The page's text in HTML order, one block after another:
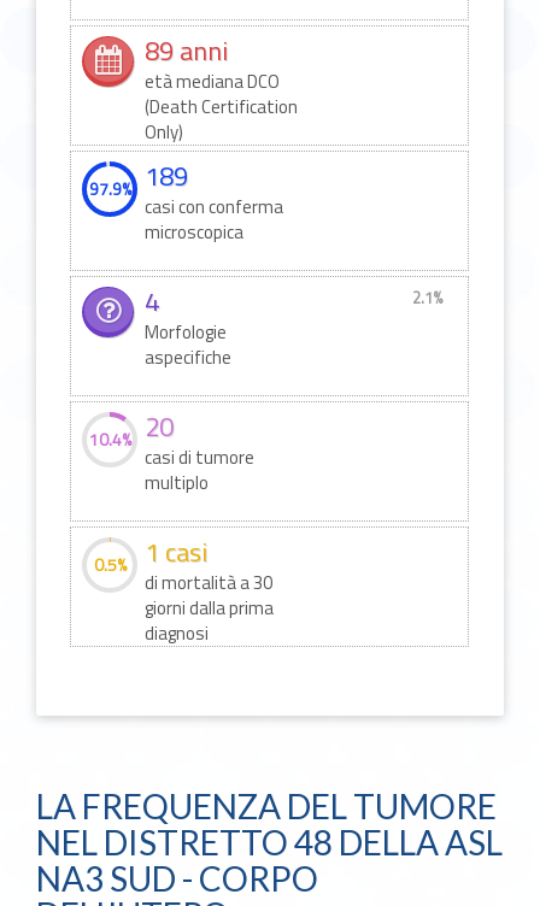
89 anni
età mediana DCO
(Death Certification
Only)
97.9% 189
casi con conferma
microscopica
4
Morfologie
aspecifiche
2.1%
10.4% 20
casi di tumore
multiplo
0.5% 1 casi
di mortalità a 30
giorni dalla prima
diagnosi
LA FREQUENZA DEL TUMORE
NEL DISTRETTO 48 DELLA ASL
NA3 SUD - CORPO